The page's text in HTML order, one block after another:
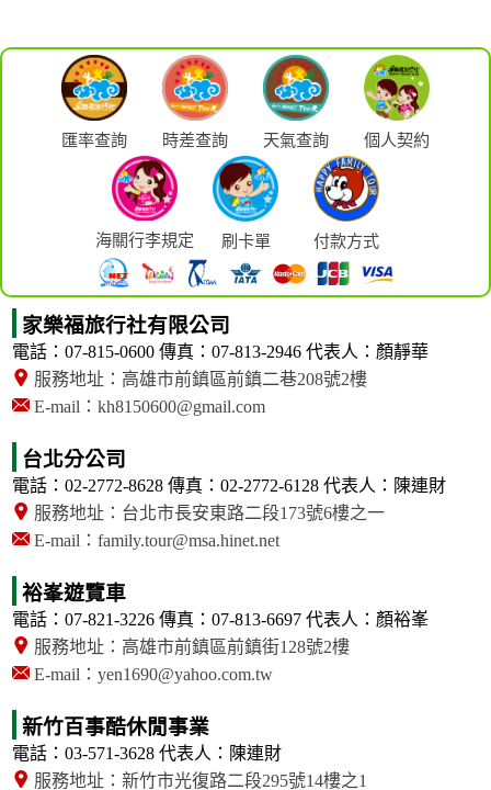
匯率查詢 時差查詢 天氣查詢 個人契約
海關行李規定 刷卡單 付款方式
家樂福旅行社有限公司
電話：07-815-0600 傳真：07-813-2946 代表人：顏靜華
服務地址：高雄市前鎮區前鎮二巷208號2樓
E-mail：kh8150600@gmail.com
台北分公司
電話：02-2772-8628 傳真：02-2772-6128 代表人：陳連財
服務地址：台北市長安東路二段173號6樓之一
E-mail：family.tour@msa.hinet.net
裕峯遊覽車
電話：07-821-3226 傳真：07-813-6697 代表人：顏裕峯
服務地址：高雄市前鎮區前鎮街128號2樓
E-mail：yen1690@yahoo.com.tw
新竹百事酷休閒事業
電話：03-571-3628 代表人：陳連財
服務地址：新竹市光復路二段295號14樓之1